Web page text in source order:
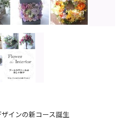
インの新コース誕生